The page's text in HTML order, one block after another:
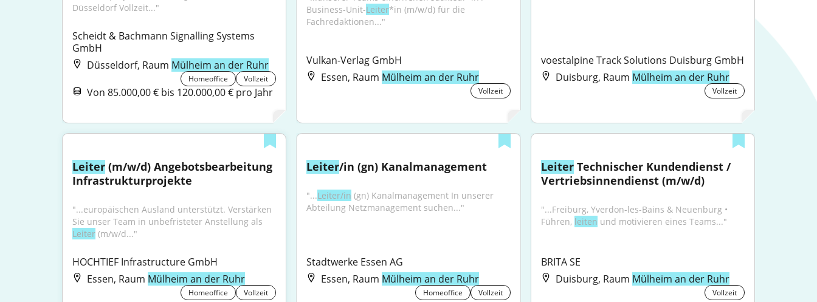
Düsseldorf Vollzeit..."
Scheidt & Bachmann Signalling Systems
GmbH
Düsseldorf, Raum Mülheim an der Ruhr
Homeoffice Vollzeit
Von 85.000,00 € bis 120.000,00 € pro Jahr
Business-Unit-Leiter*in (m/w/d) für die
Fachredaktionen..."
Vulkan-Verlag GmbH
Essen, Raum Mülheim an der Ruhr
Vollzeit
voestalpine Track Solutions Duisburg GmbH
Duisburg, Raum Mülheim an der Ruhr
Vollzeit
Leiter (m/w/d) Angebotsbearbeitung
Infrastrukturprojekte
"...europäischen Ausland unterstützt. Verstärken
Leiter (m/w/d..."
HOCHTIEF Infrastructure GmbH
Essen, Raum Mülheim an der Ruhr
Homeoffice Vollzeit
Leiter/in (gn) Kanalmanagement
"...Leiter/in (gn) Kanalmanagement In unserer
Abteilung Netzmanagement suchen..."
Stadtwerke Essen AG
Essen, Raum Mülheim an der Ruhr
Homeoffice Vollzeit
Leiter Technischer Kundendienst /
Vertriebsinnendienst (m/w/d)
"...Freiburg, Yverdon-les-Bains & Neuenburg •
Führen, leiten und motivieren eines Teams..."
BRITA SE
Duisburg, Raum Mülheim an der Ruhr
Vollzeit